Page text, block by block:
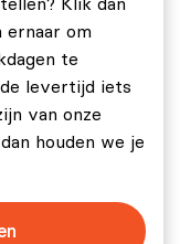
met
JSON
Klik dan
ernaar om
te
de levertijd iets
van onze
houden we je